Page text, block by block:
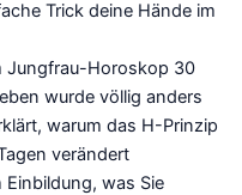
Trick deine Hände im
Jungfrau-Horoskop 30
wurde völlig anders
warum das H-Prinzip
verändert
Einbildung, was Sie